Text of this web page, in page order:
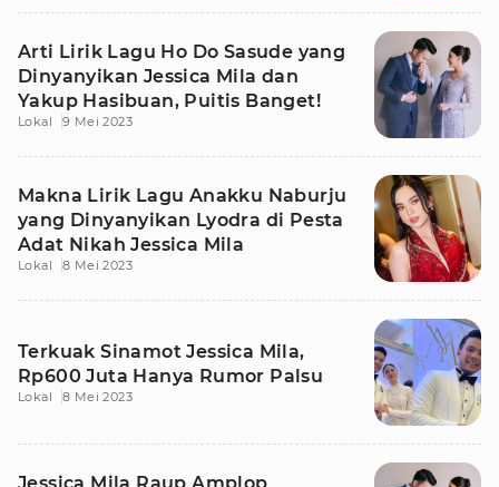
Arti Lirik Lagu Ho Do Sasude yang
Dinyanyikan Jessica Mila dan
Yakup Hasibuan, Puitis Banget!
Lokal 9 Mei 2023
Makna Lirik Lagu Anakku Naburju
yang Dinyanyikan Lyodra di Pesta
Adat Nikah Jessica Mila
Lokal 8 Mei 2023
Terkuak Sinamot Jessica Mila,
Rp600 Juta Hanya Rumor Palsu
Lokal 8 Mei 2023